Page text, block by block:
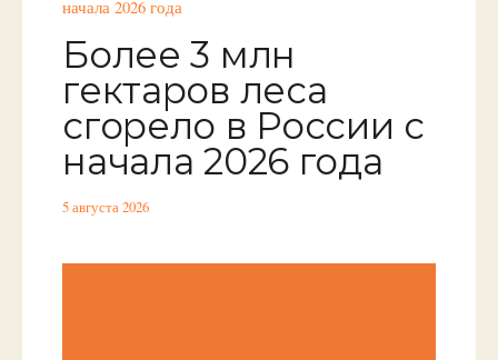
Более 3 млн
гектаров леса
сгорело в России с
начала 2026 года
5 августа 2026